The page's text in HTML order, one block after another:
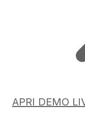
APRI DEMO